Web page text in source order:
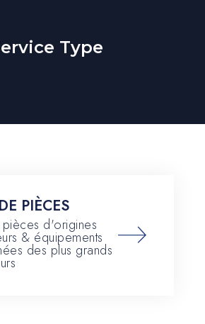
Type
PIÈCES
pièces d'origines
& équipements
des plus grands